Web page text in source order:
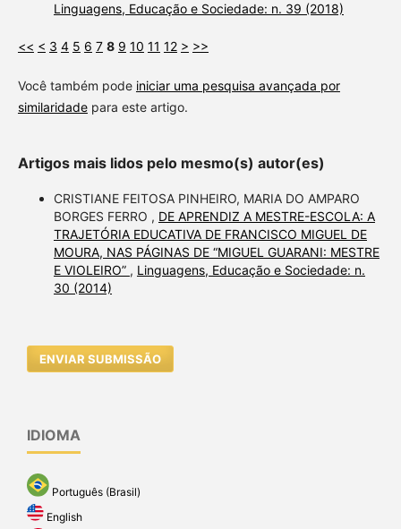
Linguagens, Educação e Sociedade: n. 39 (2018)
<< < 3 4 5 6 7 8 9 10 11 12 > >>
Você também pode iniciar uma pesquisa avançada por
similaridadepara este artigo.
Artigos mais lidos pelo mesmo(s) autor(es)
CRISTIANE FEITOSA PINHEIRO, MARIA DO AMPARO
BORGES FERRO , DE APRENDIZ A MESTRE-ESCOLA: A
TRAJETÓRIA EDUCATIVA DE FRANCISCO MIGUEL DE
MOURA, NAS PÁGINAS DE “MIGUEL GUARANI: MESTRE
E VIOLEIRO” , Linguagens, Educação e Sociedade: n.
30 (2014)
ENVIAR SUBMISSÃO
IDIOMA
Português (Brasil)
English